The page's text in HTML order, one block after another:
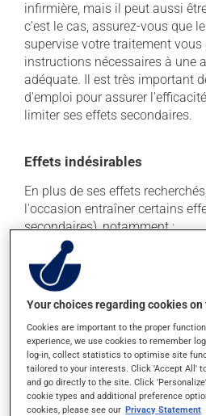
infirmière, mais il peut aussi
c'est le cas, assurez-vous que
supervise votre traitement
instructions nécessaires à une
adéquate. Il est très important
d'emploi pour assurer
limiter ses effets secondaires.
Effets indésirables
En plus de ses effets
l'occasion entraîner certains
secondaires), notamment :
il peut causer de la diarrhée;
il peut causer des nausées
vomissements.
Chaque personne peut réagir
traitement. Si vous croyez que
d'un problème qui vous
mentionné ici ou non, discutez-
professionnel(le) de la santé. Il
à déterminer si votre traitement
Your choices regarding cookies
Cookies are important to the proper
experience, we use cookies to remember
log-in, collect statistics to optimise site
tailored to your interests. Click 'Accept All'
and go directly to the site. Click
cookie types and additional preference
cookies, please see our Privacy Statement